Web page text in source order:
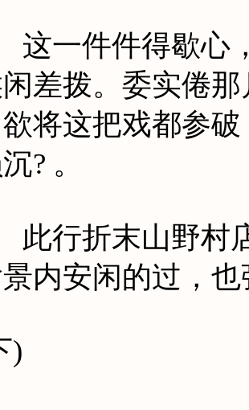
一件件得歇心
差拨。委实倦
将这把戏都参
? 。
行折末山野村
内安闲的过，